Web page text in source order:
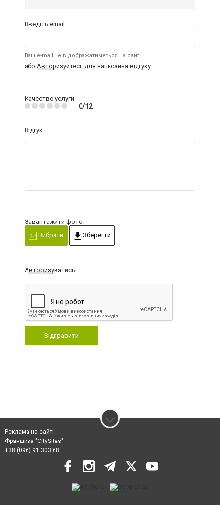
Введіть email:
Ваш e-mail не відображатиметься на сайті
або Авторизуйтесь для написання відгуку
Качество услуги
0/12
Відгук:
Завантажити фото:
Вибрати
Зберегти
Авторизуватись
Відправити
Реклама на сайті
Франшиза "CitySites"
+38 (096) 91 303 68